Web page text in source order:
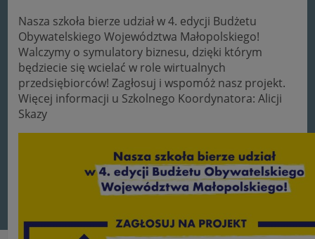
Nasza szkoła bierze udział w 4. edycji Budżetu
Obywatelskiego Województwa Małopolskiego!
Walczymy o symulatory biznesu, dzięki którym
będziecie się wcielać w role wirtualnych
przedsiębiorców! Zagłosuj i wspomóż nasz projekt.
Więcej informacji u Szkolnego Koordynatora: Alicji
Skazy